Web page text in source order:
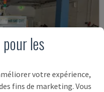
les
votre expérience,
fins de marketing. Vous